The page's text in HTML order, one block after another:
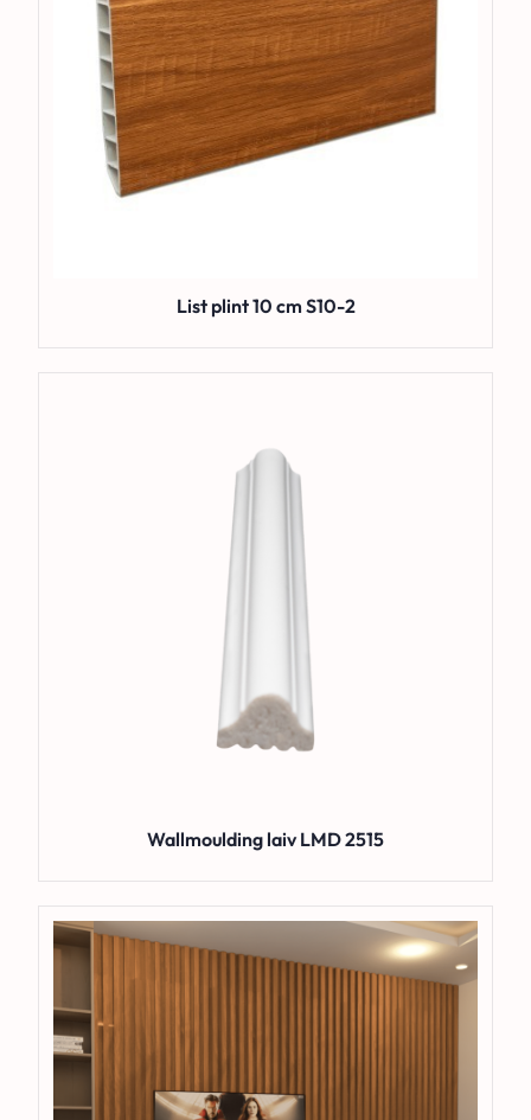
List plint 10 cm S10-2
Wallmoulding laiv LMD 2515